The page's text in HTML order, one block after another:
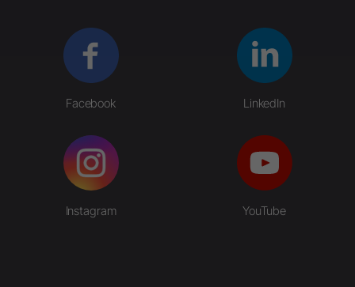
Facebook LinkedIn
Instagram YouTube